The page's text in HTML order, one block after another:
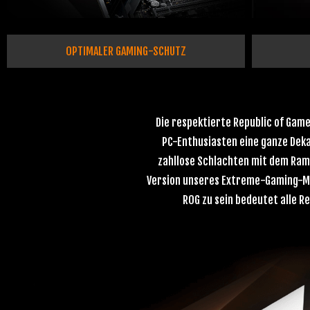
OPTIMALER GAMING-SCHUTZ
Die respektierte Republic of
PC-Enthusiasten eine ganze
zahllose Schlachten mit dem
Version unseres Extreme-Gaming-
ROG zu sein bedeutet alle